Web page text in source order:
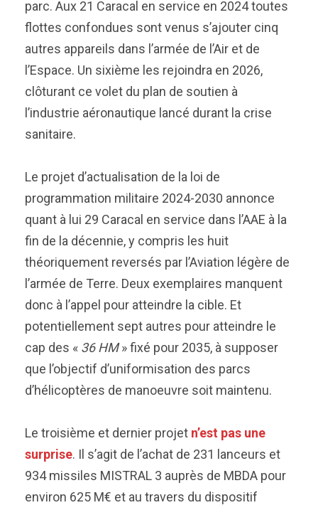
parc. Aux 21 Caracal en service en 2024 toutes
flottes confondues sont venus s’ajouter cinq
autres appareils dans l’armée de l’Air et de
l’Espace. Un sixième les rejoindra en 2026,
clôturant ce volet du plan de soutien à
l’industrie aéronautique lancé durant la crise
sanitaire.
Le projet d’actualisation de la loi de
programmation militaire 2024-2030 annonce
quant à lui 29 Caracal en service dans l’AAE à la
fin de la décennie, y compris les huit
théoriquement reversés par l’Aviation légère de
l’armée de Terre. Deux exemplaires manquent
donc à l’appel pour atteindre la cible. Et
potentiellement sept autres pour atteindre le
cap des « 36 HM» fixé pour 2035, à supposer
que l’objectif d’uniformisation des parcs
d’hélicoptères de manoeuvre soit maintenu.
Le troisième et dernier projet n’est pas une
surprise. Il s’agit de l’achat de 231 lanceurs et
934 missiles MISTRAL 3 auprès de MBDA pour
environ 625 M€ et au travers du dispositif